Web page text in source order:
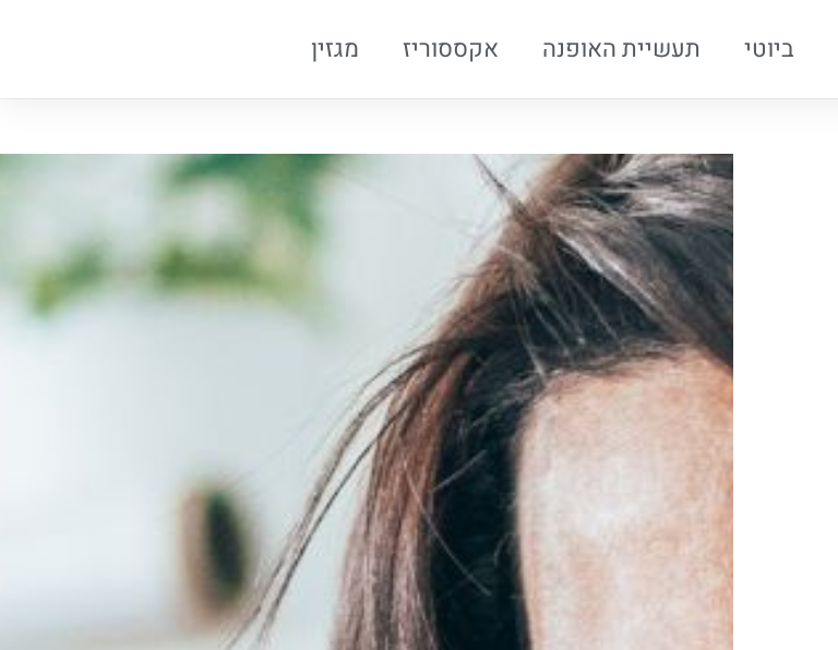
ביוטי תעשיית האופנה אקססוריז מגזין